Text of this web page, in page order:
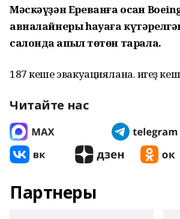
Мәскәүҙән Ереванға осҡан
авиалайнеры һауаға
салонда ҡапыл төтөн тарала.
187 кеше эвакуациялана. Һигеҙ
Читайте нас
Партнеры